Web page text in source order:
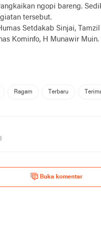
ngopi bareng.
tersebut.
Setdakab Sinjai,
Kominfo, H Munawir Muin.
Ragam Terbaru
Buka komentar